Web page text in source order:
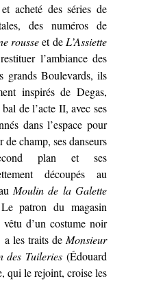
acheté des séries de
des numéros de
rousseet de L’Assiette
l’ambiance des
grands Boulevards, ils
inspirés de Degas,
de l’acte II, avec ses
dans l’espace pour
champ, ses danseurs
plan et ses
découpés au
Moulin de la Galette
patron du magasin
d’un costume noir
les traits de Monsieur
des Tuileries (Édouard
qui le rejoint, croise les